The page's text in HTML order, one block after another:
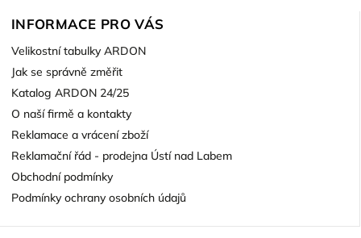
INFORMACE PRO VÁS
Velikostní tabulky ARDON
Jak se správně změřit
Katalog ARDON 24/25
O naší firmě a kontakty
Reklamace a vrácení zboží
Reklamační řád - prodejna Ústí nad Labem
Obchodní podmínky
Podmínky ochrany osobních údajů